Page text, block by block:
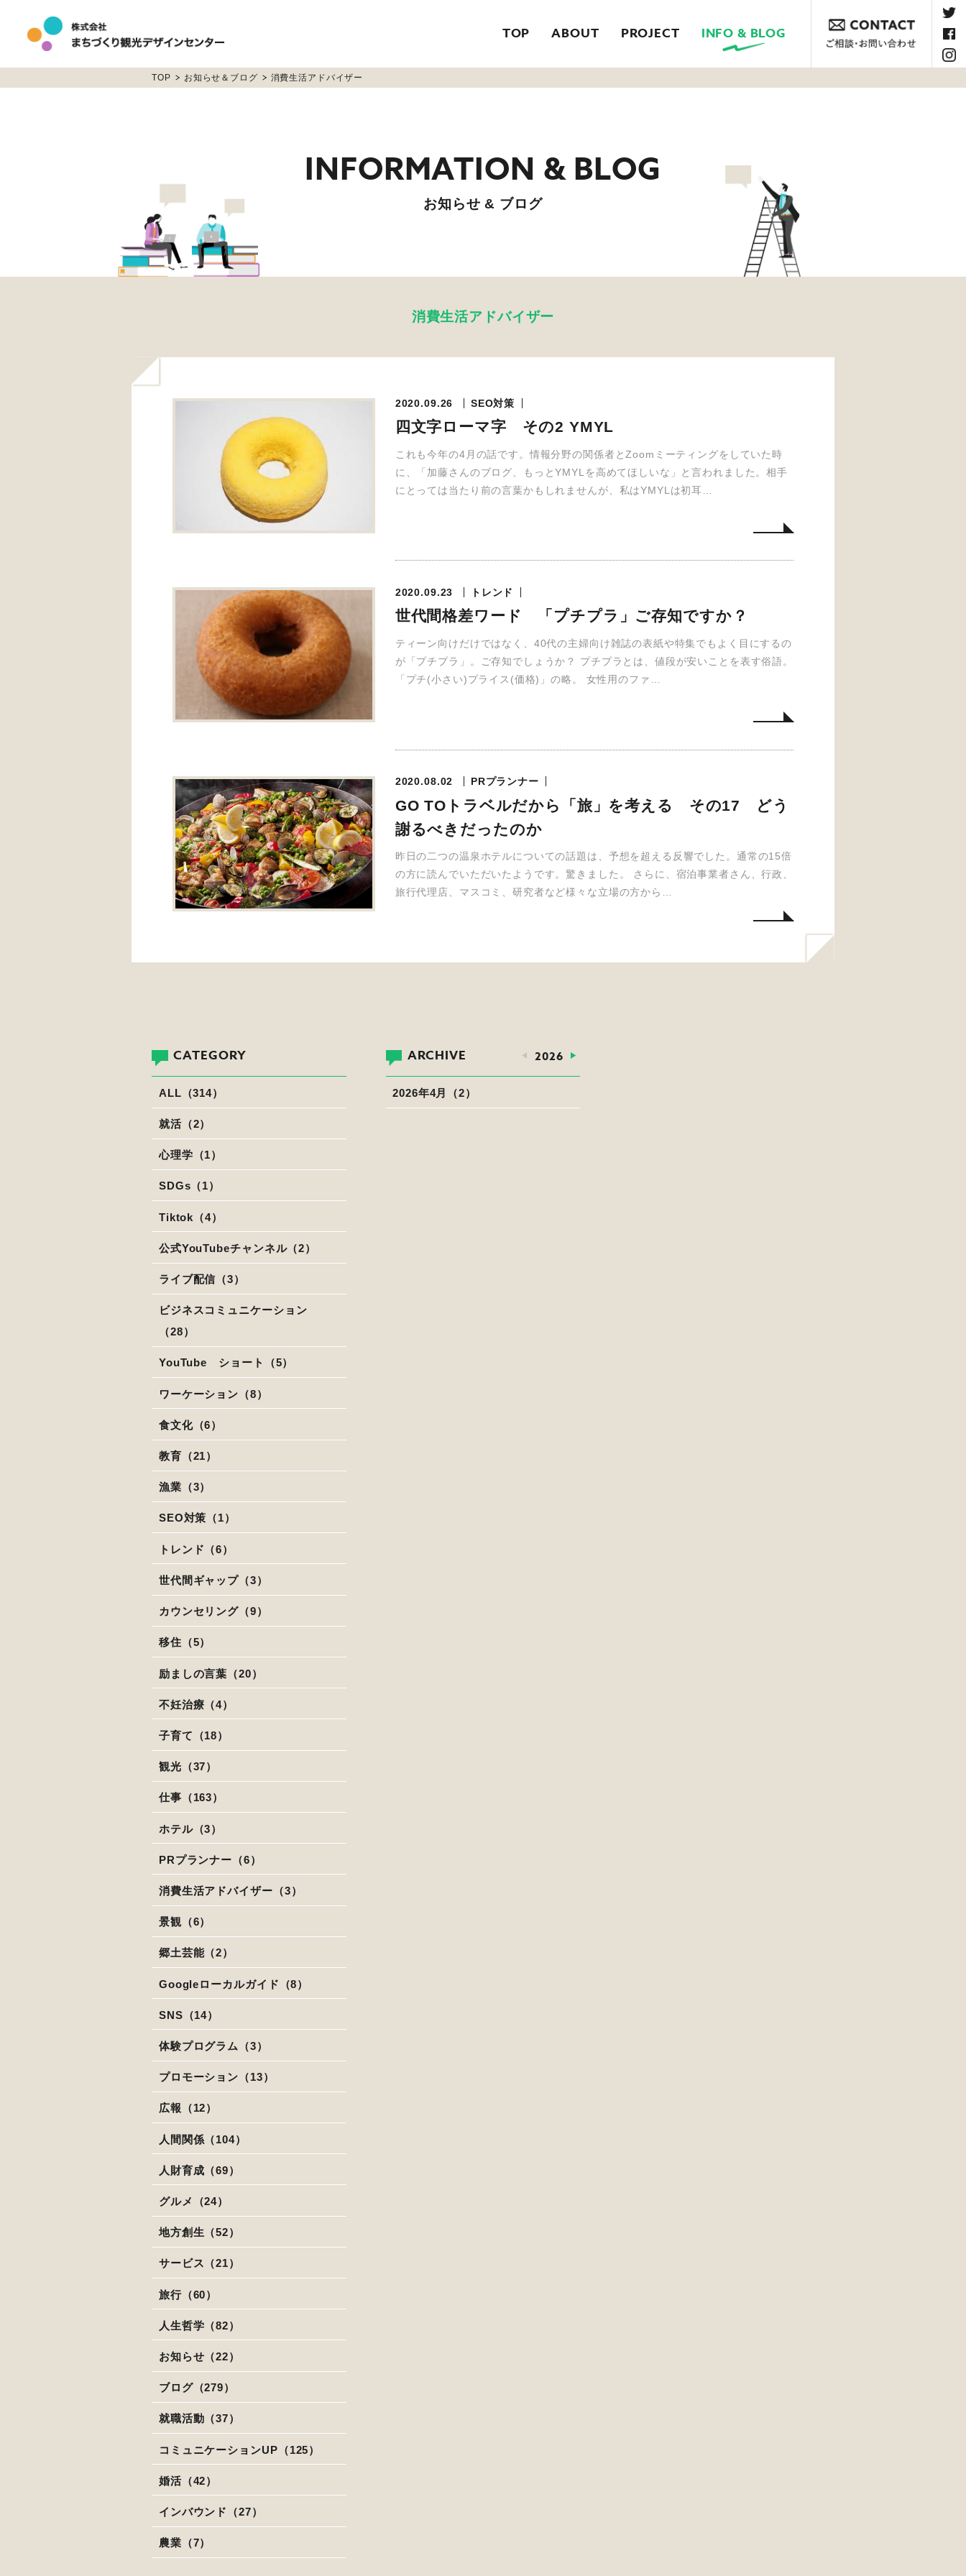
TOP ABOUT PROJECT INFO & BLOG
TOP お知らせ＆ブログ 消費生活アドバイザー
お知らせ & ブログ
消費生活アドバイザー
2020.09.26 SEO対策
四文字ローマ字 その2 YMYL
これも今年の4月の話です。情報分野の関係者とZoomミーティングをしていた時
に、「加藤さんのブログ、もっとYMYLを高めてほしいな」と言われました。相手
にとっては当たり前の言葉かもしれませんが、私はYMYLは初耳…
2020.09.23 トレンド
世代間格差ワード 「プチプラ」ご存知ですか？
ティーン向けだけではなく、40代の主婦向け雑誌の表紙や特集でもよく目にするの
が「プチプラ」。ご存知でしょうか？ プチプラとは、値段が安いことを表す俗語。
「プチ(小さい)プライス(価格)」の略。 女性用のファ…
2020.08.02 PRプランナー
GO TOトラベルだから「旅」を考える その17 どう
謝るべきだったのか
昨日の二つの温泉ホテルについての話題は、予想を超える反響でした。通常の15倍
の方に読んでいただいたようです。驚きました。 さらに、宿泊事業者さん、行政、
旅行代理店、マスコミ、研究者など様々な立場の方から…
CATEGORY
ALL（314）
就活（2）
心理学（1）
SDGs（1）
Tiktok（4）
公式YouTubeチャンネル（2）
ライブ配信（3）
ビジネスコミュニケーション
（28）
YouTube ショート（5）
ワーケーション（8）
食文化（6）
教育（21）
漁業（3）
SEO対策（1）
トレンド（6）
世代間ギャップ（3）
カウンセリング（9）
移住（5）
励ましの言葉（20）
不妊治療（4）
子育て（18）
観光（37）
仕事（163）
ホテル（3）
PRプランナー（6）
消費生活アドバイザー（3）
景観（6）
郷土芸能（2）
Googleローカルガイド（8）
SNS（14）
体験プログラム（3）
プロモーション（13）
広報（12）
人間関係（104）
人財育成（69）
グルメ（24）
地方創生（52）
サービス（21）
旅行（60）
人生哲学（82）
お知らせ（22）
ブログ（279）
就職活動（37）
コミュニケーションUP（125）
婚活（42）
インバウンド（27）
農業（7）
ARCHIVE 2026
2026年4月（2）